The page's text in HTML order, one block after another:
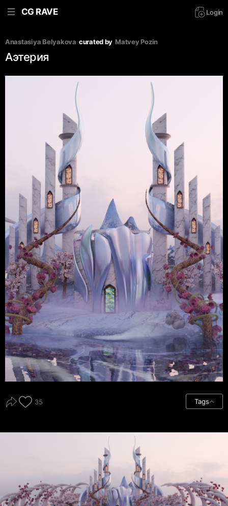
CG RAVE Login
Anastasiya Belyakova curated by Matvey Pozin
Аэтерия
35 Tags